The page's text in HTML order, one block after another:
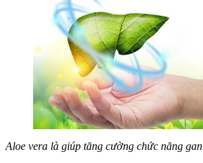
Aloe vera là giúp tăng cường chức năng gan